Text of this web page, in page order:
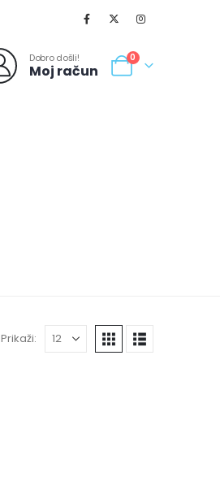
Dobro došli!
Moj račun
0
Prikaži: